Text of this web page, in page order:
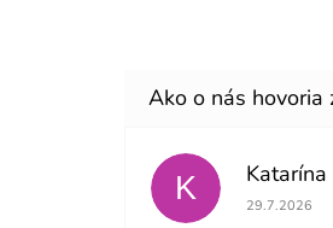
K Katarína
Hodnotenie
29.7.2026